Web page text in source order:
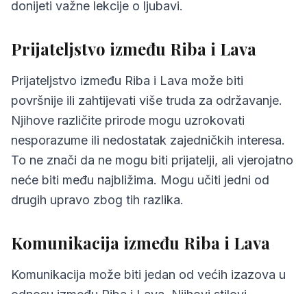
donijeti važne lekcije o ljubavi.
Prijateljstvo između Riba i Lava
Prijateljstvo između Riba i Lava može biti
površnije ili zahtijevati više truda za održavanje.
Njihove različite prirode mogu uzrokovati
nesporazume ili nedostatak zajedničkih interesa.
To ne znači da ne mogu biti prijatelji, ali vjerojatno
neće biti među najbližima. Mogu učiti jedni od
drugih upravo zbog tih razlika.
Komunikacija između Riba i Lava
Komunikacija može biti jedan od većih izazova u